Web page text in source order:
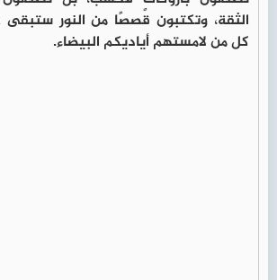
الثقة، وتكتبون قصصًا من النور
كل من لامستهم أياديكم البيضاء.